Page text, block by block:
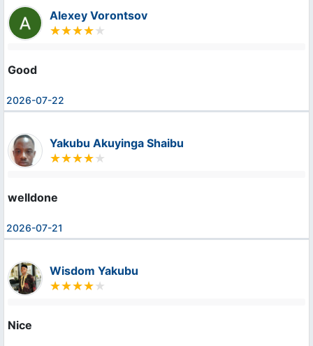
Alexey Vorontsov
Good
2026-07-22
Yakubu Akuyinga Shaibu
welldone
2026-07-21
Wisdom Yakubu
Nice